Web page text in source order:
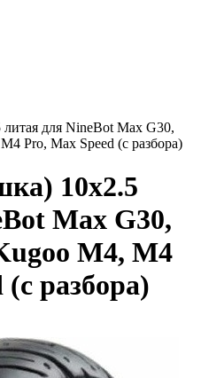
для NineBot Max G30,
Pro, Max Speed (с разбора)
10x2.5
Max G30,
M4, M4
разбора)